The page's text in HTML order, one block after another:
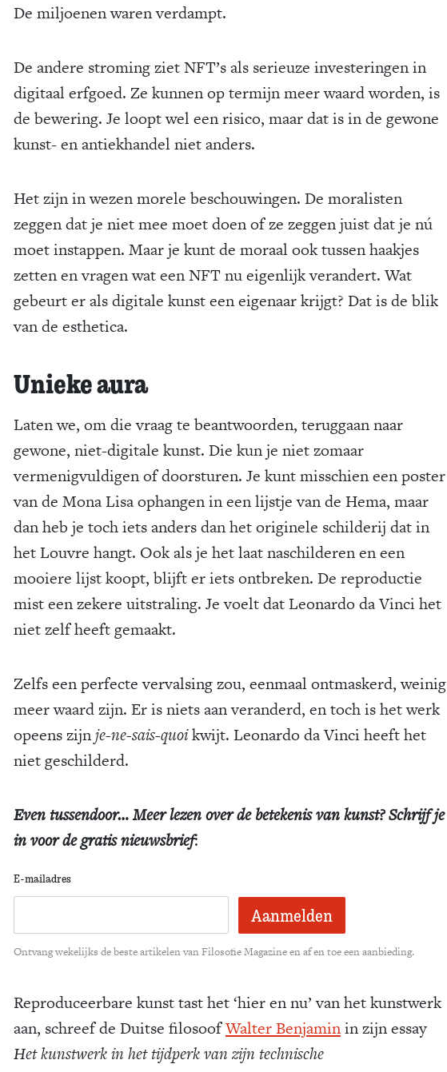
De miljoenen waren verdampt.
De andere stroming ziet NFT’s als serieuze investeringen in
digitaal erfgoed. Ze kunnen op termijn meer waard worden, is
de bewering. Je loopt wel een risico, maar dat is in de gewone
kunst- en antiekhandel niet anders.
Het zijn in wezen morele beschouwingen. De moralisten
zeggen dat je niet mee moet doen of ze zeggen juist dat je nú
moet instappen. Maar je kunt de moraal ook tussen haakjes
zetten en vragen wat een NFT nu eigenlijk verandert. Wat
gebeurt er als digitale kunst een eigenaar krijgt? Dat is de blik
van de esthetica.
Unieke aura
Laten we, om die vraag te beantwoorden, teruggaan naar
gewone, niet-digitale kunst. Die kun je niet zomaar
vermenigvuldigen of doorsturen. Je kunt misschien een poster
van de Mona Lisa ophangen in een lijstje van de Hema, maar
dan heb je toch iets anders dan het originele schilderij dat in
het Louvre hangt. Ook als je het laat naschilderen en een
mooiere lijst koopt, blijft er iets ontbreken. De reproductie
mist een zekere uitstraling. Je voelt dat Leonardo da Vinci het
niet zelf heeft gemaakt.
Zelfs een perfecte vervalsing zou, eenmaal ontmaskerd, weinig
meer waard zijn. Er is niets aan veranderd, en toch is het werk
opeens zijnje-ne-sais-quoikwijt. Leonardo da Vinci heeft het
niet geschilderd.
Even tussendoor… Meer lezen over de betekenis van kunst? Schrijf je
in voor de gratis nieuwsbrief:
E-mailadres
Ontvang wekelijks de beste artikelen van Filosofie Magazine en af en toe een aanbieding.
Reproduceerbare kunst tast het ‘hier en nu’ van het kunstwerk
aan, schreef de Duitse filosoofWalter Benjaminin zijn essay
Het kunstwerk in het tijdperk van zijn technische